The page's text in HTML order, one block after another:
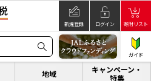
新規登録 ログイン 寄附リスト
ガイド
地域
キャンペーン・
特集